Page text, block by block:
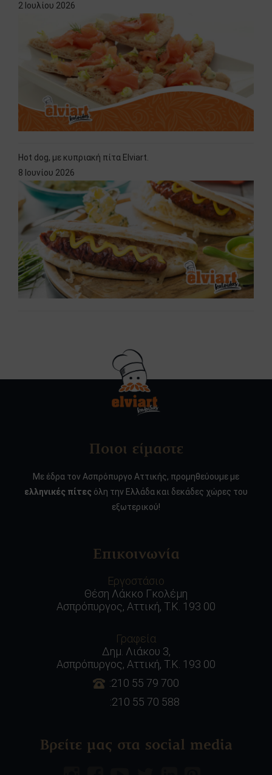
2 Ιουλίου 2026
Hot dog, με κυπριακή πίτα Elviart.
8 Ιουνίου 2026
Ποιοι είμαστε
Με έδρα τον Ασπρόπυργο Αττικής, προμηθεύουμε με
ελληνικές πίτες όλη την Ελλάδα και δεκάδες χώρες του
εξωτερικού!
Επικοινωνία
Εργοστάσιο
Θέση Λάκκο Γκολέμη
Ασπρόπυργος, Αττική, Τ.Κ. 193 00
Γραφεία
Δημ. Λιάκου 3,
Ασπρόπυργος, Αττική, Τ.Κ. 193 00
:210 55 79 700
:210 55 70 588
Βρείτε μας στα social media